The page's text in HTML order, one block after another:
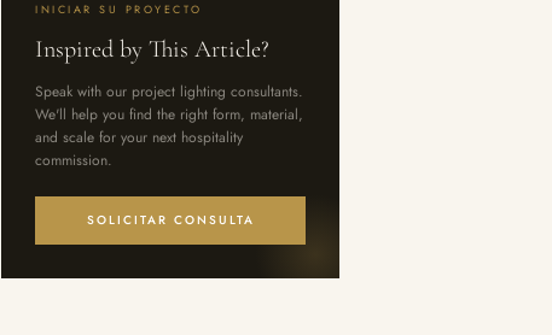
INICIAR SU PROYECTO
Inspired by This Article?
Speak with our project lighting consultants.
We'll help you find the right form, material,
and scale for your next hospitality
commission.
SOLICITAR CONSULTA